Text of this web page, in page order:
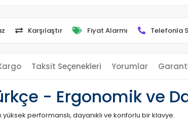
Karşılaştır Fiyat Alarmı Telefonla
Taksit Seçenekleri Yorumlar
- Ergonomik ve
yüksek performanslı, dayanıklı ve konforlu bir klavye.